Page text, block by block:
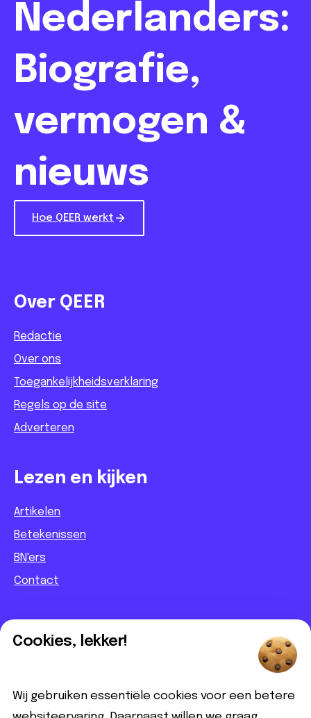
Nederlanders:
Biografie,
vermogen &
nieuws
Hoe QEER werkt
Over QEER
Redactie
Over ons
Toegankelijkheidsverklaring
Regels op de site
Adverteren
Lezen en kijken
Artikelen
Betekenissen
BN'ers
Contact
Informatief
Partnerbijdrage
Disclaimer
Cookies, lekker!
Wij gebruiken essentiële cookies voor een betere